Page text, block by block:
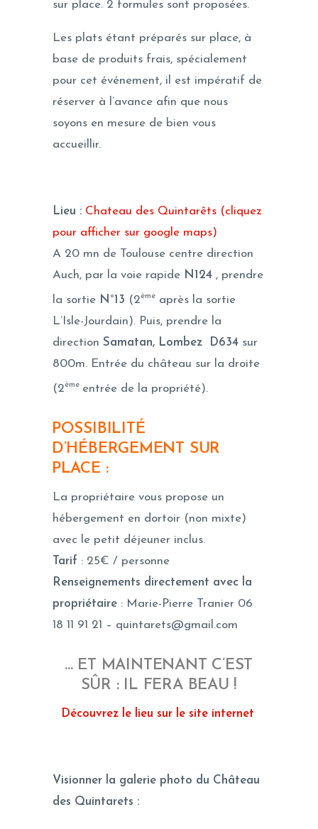
sur place. 2 formules sont proposées.
Les plats étant préparés sur place, à
base de produits frais, spécialement
pour cet événement, il est impératif de
réserver à l’avance afin que nous
soyons en mesure de bien vous
accueillir.
Lieu : Chateau des Quintarêts (cliquez
pour afficher sur google maps)
A 20 mn de Toulouse centre direction
Auch, par la voie rapide N124 , prendre
la sortie N°13 (2ème après la sortie
L’Isle-Jourdain). Puis, prendre la
direction Samatan, Lombez D634 sur
800m. Entrée du château sur la droite
(2ème entrée de la propriété).
POSSIBILITÉ
D’HÉBERGEMENT SUR
PLACE :
La propriétaire vous propose un
hébergement en dortoir (non mixte)
avec le petit déjeuner inclus.
Tarif : 25€ / personne
Renseignements directement avec la
propriétaire : Marie-Pierre Tranier 06
18 11 91 21 – quintarets@gmail.com
… ET MAINTENANT C’EST
SÛR : IL FERA BEAU !
Découvrez le lieu sur le site internet
Visionner la galerie photo du Château
des Quintarets :